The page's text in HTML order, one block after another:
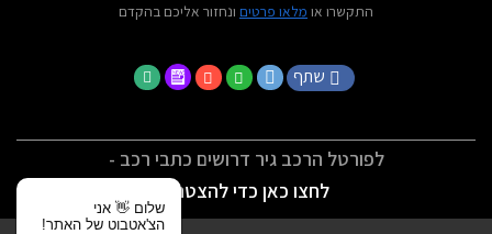
התקשרו או מלאו פרטים ונחזור אליכם בהקדם
שתף
לפורטל הרכב גיר דרושים כתבי רכב -
לחצו כאן כדי להצטרף
שלום 👋 אני
הצ'אטבוט של האתר!